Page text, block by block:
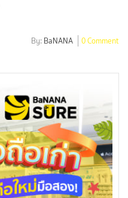
By: BaNANA 0 Comment